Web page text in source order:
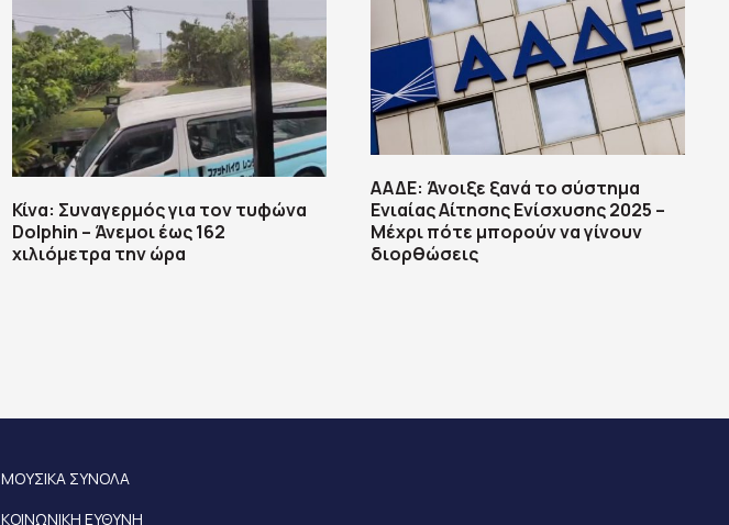
Κίνα: Συναγερμός για τον τυφώνα
Dolphin – Άνεμοι έως 162
χιλιόμετρα την ώρα
ΑΑΔΕ: Άνοιξε ξανά το σύστημα
Ενιαίας Αίτησης Ενίσχυσης 2025 –
Μέχρι πότε μπορούν να γίνουν
διορθώσεις
ΜΟΥΣΙΚΑ ΣΥΝΟΛΑ
ΚΟΙΝΩΝΙΚΗ ΕΥΘΥΝΗ